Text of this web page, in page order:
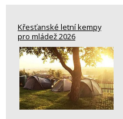
Křesťanské letní kempy
pro mládež 2026